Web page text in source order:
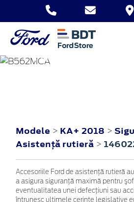
KA+
Modele > KA+ 2018 >
Asistenţă rutieră >
Accesoriile Ford de asistenţă rutieră
a asigura siguranţă maximă pentru
eventualitatea unei defecţiuni sau
întrunesc ultimele cerinţe legislative